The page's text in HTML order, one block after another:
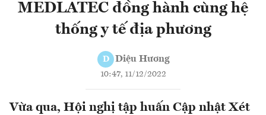
MEDLATEC đồng hành cùng hệ
thống y tế địa phương
D Diệu Hương
10:47, 11/12/2022
Vừa qua, Hội nghị tập huấn Cập nhật Xét